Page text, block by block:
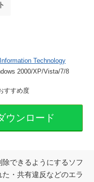
Technology
2000/XP/Vista/7/8
すすめ度
ウンロード
できるようにするソフ
・共有違反などのエラ